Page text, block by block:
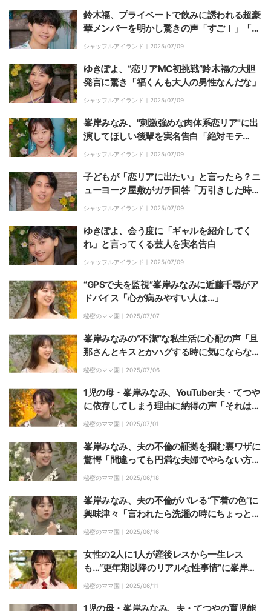
鈴木福、プライベートで飲みに誘われる超豪
華メンバーを明かし驚きの声「すご！」「芸
能界だ〜」
シャッフルアイランド｜ 2025/07/09
ゆきぽよ、“恋リアMC初挑戦”鈴木福の大胆
発言に驚き「福くんも大人の男性なんだな」
シャッフルアイランド｜ 2025/07/09
峯岸みなみ、"刺激強めな肉体系恋リア"に出
演してほしい後輩を実名告白「絶対モテ
る！」ゆきぽよも太鼓判
シャッフルアイランド｜ 2025/07/09
子どもが「恋リアに出たい」と言ったら？ニ
ューヨーク屋敷がガチ回答「万引きした時と
同じくらい…」
シャッフルアイランド｜ 2025/07/09
ゆきぽよ、会う度に「ギャルを紹介してく
れ」と言ってくる芸人を実名告白
シャッフルアイランド｜ 2025/07/09
“GPSで夫を監視”峯岸みなみに近藤千尋がア
ドバイス「心が病みやすい人は…」
秘密のママ園｜ 2025/07/07
峯岸みなみの“不潔”な私生活に心配の声「旦
那さんとキスとかハグする時に気にならな
い？」
秘密のママ園｜ 2025/07/06
1児の母・峯岸みなみ、YouTuber夫・てつや
に依存してしまう理由に納得の声「それはそ
うかも」
秘密のママ園｜ 2025/07/01
峯岸みなみ、夫の不倫の証拠を掴む裏ワザに
驚愕「間違っても円満な夫婦でやらない方が
いい」
秘密のママ園｜ 2025/06/18
峯岸みなみ、夫の不倫がバレる“下着の色”に
興味津々「言われたら洗濯の時にちょっと見
ちゃう」
秘密のママ園｜ 2025/06/16
女性の2人に1人が産後レスから一生レス
も…“更年期以降のリアルな性事情”に峯岸み
なみが衝撃
秘密のママ園｜ 2025/06/11
1児の母・峯岸みなみ、夫・てつやの育児能